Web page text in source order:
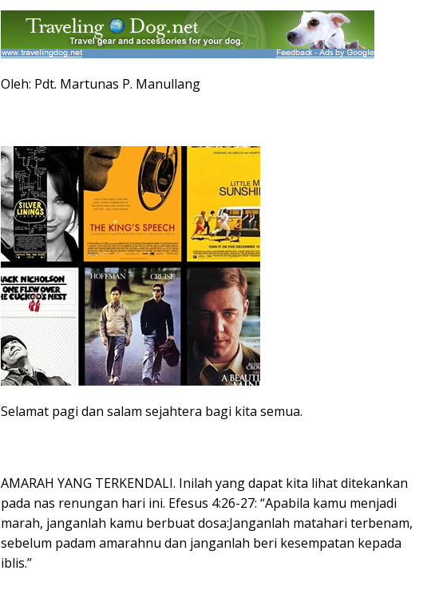
Oleh: Pdt. Martunas P. Manullang
Selamat pagi dan salam sejahtera bagi kita semua.
AMARAH YANG TERKENDALI. Inilah yang dapat kita lihat ditekankan
pada nas renungan hari ini. Efesus 4:26-27: “Apabila kamu menjadi
marah, janganlah kamu berbuat dosa:Janganlah matahari terbenam,
sebelum padam amarahnu dan janganlah beri kesempatan kepada
iblis.”